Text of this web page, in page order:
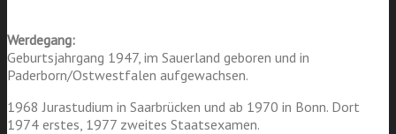
Werdegang:
Geburtsjahrgang 1947, im Sauerland geboren und in
Paderborn/Ostwestfalen aufgewachsen.
1968 Jurastudium in Saarbrücken und ab 1970 in Bonn. Dort
1974 erstes, 1977 zweites Staatsexamen.